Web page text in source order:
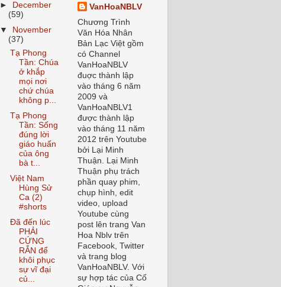
►
December
(59)
▼
November
(37)
Tạ Phong
Tần: Chúa
ở khắp
mọi nơi
chứ chúa
không p...
Tạ Phong
Tần: Sống
đúng lời
giáo huấn
của ông
bà t...
Việt Nam
Hùng Sử
Ca (2)
#shorts
Đã đến lúc
PHẢI
CỨNG
RẮN để
khôi phục
sự vĩ đại
củ...
VanHoaNBLV
Chương Trình
Văn Hóa Nhân
Bản Lạc Việt gồm
có Channel
VanHoaNBLV
đuợc thành lập
vào tháng 6 năm
2009 và
VanHoaNBLV1
được thành lập
vào tháng 11 năm
2012 trên Youtube
bởi Lại Minh
Thuận. Lại Minh
Thuận phụ trách
phần quay phim,
chụp hình, edit
video, upload
Youtube cùng
post lên trang Van
Hoa Nblv trên
Facebook, Twitter
và trang blog
VanHoaNBLV. Với
sự hợp tác của Cố